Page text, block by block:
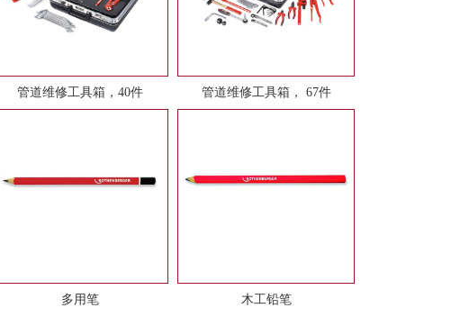
管道维修工具箱，40件 管道维修工具箱， 67件
多用笔 木工铅笔